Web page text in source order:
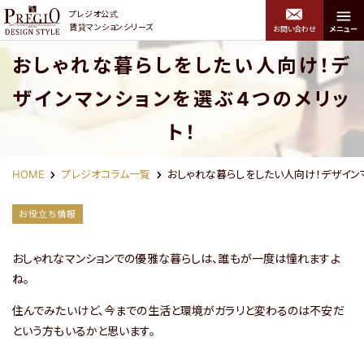
プレジオ公式
賃貸マンションシリーズ
プレジオデザインスタイル トップ
エリアから探す
中央区・浪速区・西区・港
区・大正区・住吉区
お問い合わせ メニュー
おしゃれな暮らしをしたい人向け！デ
ザインマンションを選ぶ4つのメリッ
ト！
HOME プレジオコラム一覧 おしゃれな暮らしをしたい人向け！デザイン
お役立ち情報
おしゃれなマンションでの優雅な暮らしは、誰もが一度は憧れますよ
ね。
住んでみたいけど、今までの生活と環境がガラリと変わるのは不安だ
という方もいるかと思います。